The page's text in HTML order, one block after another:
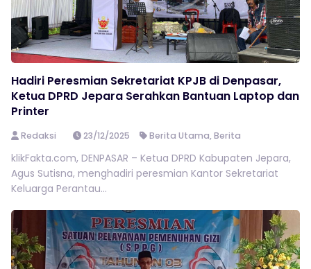
Hadiri Peresmian Sekretariat KPJB di Denpasar,
Ketua DPRD Jepara Serahkan Bantuan Laptop dan
Printer
Redaksi 23/12/2025 Berita Utama,Berita
klikFakta.com, DENPASAR – Ketua DPRD Kabupaten Jepara,
Agus Sutisna, menghadiri peresmian Kantor Sekretariat
Keluarga Perantau...